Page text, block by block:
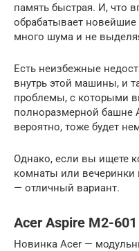
память быстрая. И, что
обрабатывает
много шума и не
Есть неизбежные
внутрь этой машины, и
проблемы, с которыми
полноразмерной башне
вероятно, тоже будет
Однако, если вы ищете
комнаты или вечеринки
— отличный вариант.
Acer Aspire M2-601
Новинка Acer —